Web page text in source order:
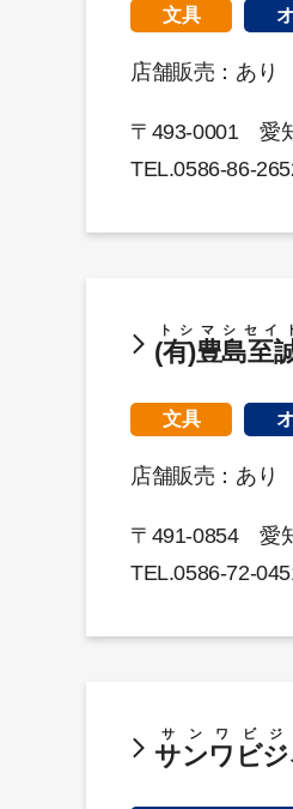
文具
店舗販売：あり
〒493-0001 愛
TEL.0586-86-
(有)豊島至
トシマシセイ
文具
店舗販売：あり
〒491-0854 愛
TEL.0586-72-
サンワビ
サンワビ